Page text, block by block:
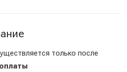
только после